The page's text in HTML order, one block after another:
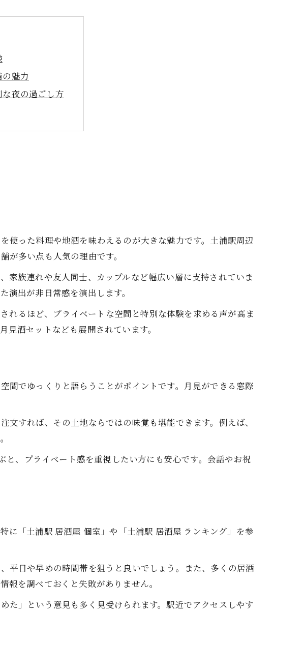
魅力
夜の過ごし方
ツとは
を満喫
土浦の夜
活用法
時間の魅力
の魅力
を味わう方法
月見を楽しむ
きと雰囲気
癒しの空気
するコツ
しない選び方
クポイント
材の魅力
の贅沢体験
を感じる夜
節の宴
使った料理や地酒を味わえるのが大きな魅力です。土浦駅周辺
が多い点も人気の理由です。
家族連れや友人同士、カップルなど幅広い層に支持されていま
出が非日常感を演出します。
れるほど、プライベートな空間と特別な体験を求める声が高ま
酒セットなども展開されています。
間でゆっくりと語らうことがポイントです。月見ができる窓際
すれば、その土地ならではの味覚も堪能できます。例えば、
、プライベート感を重視したい方にも安心です。会話やお祝
に「土浦駅 居酒屋 個室」や「土浦駅 居酒屋 ランキング」を参
平日や早めの時間帯を狙うと良いでしょう。また、多くの居酒
を調べておくと失敗がありません。
た」という意見も多く見受けられます。駅近でアクセスしやす
い
い